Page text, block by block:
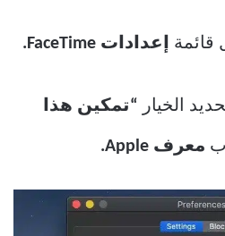
قائمة إعدادات FaceTime.
الخيار “تمكين هذا
معرف Apple.